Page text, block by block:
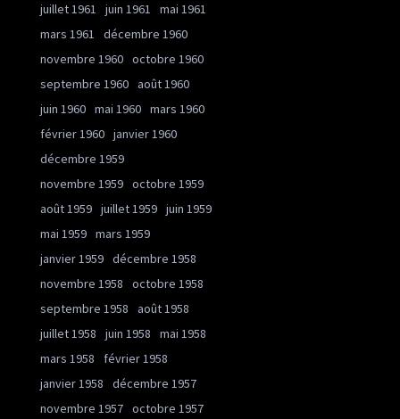
juillet 1961
juin 1961
mai 1961
mars 1961
décembre 1960
novembre 1960 octobre 1960
septembre 1960 août 1960
juin 1960 mai 1960 mars 1960
février 1960 janvier 1960
décembre 1959
novembre 1959 octobre 1959
août 1959 juillet 1959 juin 1959
mai 1959 mars 1959
janvier 1959 décembre 1958
novembre 1958
octobre 1958
septembre 1958
août 1958
juillet 1958
juin 1958
mai 1958
mars 1958
février 1958
janvier 1958
décembre 1957
novembre 1957 octobre 1957